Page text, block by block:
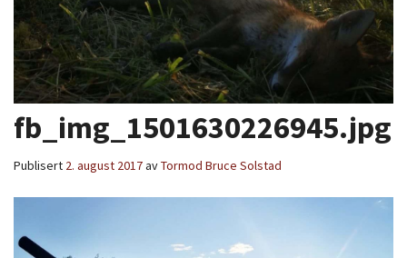
fb_img_1501630226945.jpg
Publisert 2. august 2017avTormod Bruce Solstad